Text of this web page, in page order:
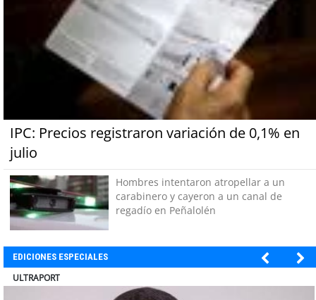
IPC: Precios registraron variación de 0,1% en
julio
Hombres intentaron atropellar a un
carabinero y cayeron a un canal de
regadío en Peñalolén
EDICIONES ESPECIALES
ULTRAPORT